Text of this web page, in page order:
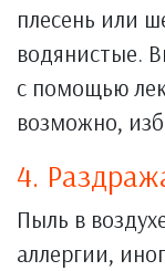
плесень или
водянистые.
с помощью
возможно,
4.
Пыль в
аллергии,